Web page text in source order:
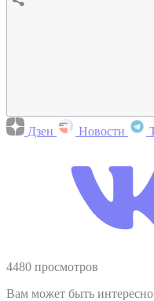
Дзен Новости
4480 просмотров
Вам может быть интересно